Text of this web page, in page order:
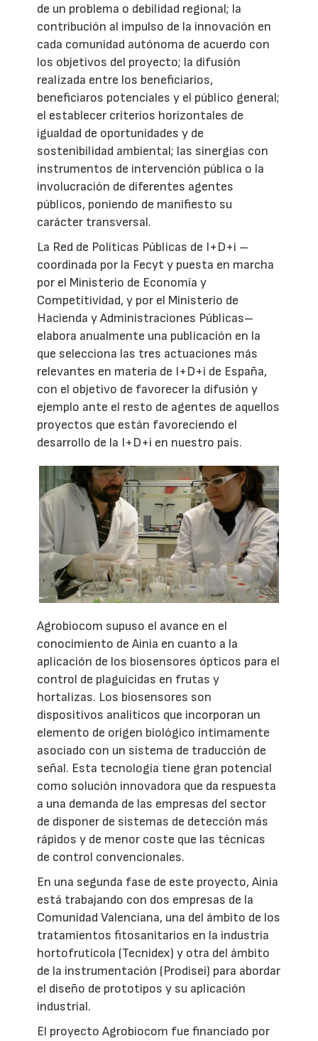
de un problema o debilidad regional; la
contribución al impulso de la innovación en
cada comunidad autónoma de acuerdo con
los objetivos del proyecto; la difusión
realizada entre los beneficiarios,
beneficiaros potenciales y el público general;
el establecer criterios horizontales de
igualdad de oportunidades y de
sostenibilidad ambiental; las sinergias con
instrumentos de intervención pública o la
involucración de diferentes agentes
públicos, poniendo de manifiesto su
carácter transversal.
La Red de Políticas Públicas de I+D+i –
coordinada por la Fecyt y puesta en marcha
por el Ministerio de Economía y
Competitividad, y por el Ministerio de
Hacienda y Administraciones Públicas–
elabora anualmente una publicación en la
que selecciona las tres actuaciones más
relevantes en materia de I+D+i de España,
con el objetivo de favorecer la difusión y
ejemplo ante el resto de agentes de aquellos
proyectos que están favoreciendo el
desarrollo de la I+D+i en nuestro país.
Agrobiocom supuso el avance en el
conocimiento de Ainia en cuanto a la
aplicación de los biosensores ópticos para el
control de plaguicidas en frutas y
hortalizas. Los biosensores son
dispositivos analíticos que incorporan un
elemento de origen biológico íntimamente
asociado con un sistema de traducción de
señal. Esta tecnología tiene gran potencial
como solución innovadora que da respuesta
a una demanda de las empresas del sector
de disponer de sistemas de detección más
rápidos y de menor coste que las técnicas
de control convencionales.
En una segunda fase de este proyecto, Ainia
está trabajando con dos empresas de la
Comunidad Valenciana, una del ámbito de los
tratamientos fitosanitarios en la industria
hortofrutícola (Tecnidex) y otra del ámbito
de la instrumentación (Prodisei) para abordar
el diseño de prototipos y su aplicación
industrial.
El proyecto Agrobiocom fue financiado por